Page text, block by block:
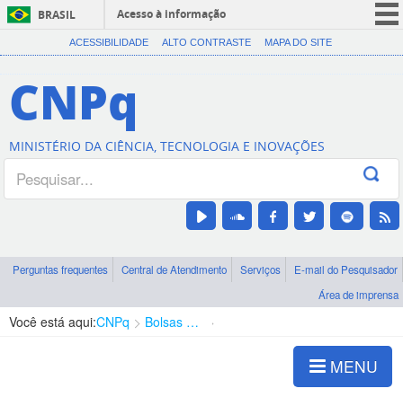
BRASIL
Acesso à informação
CORONAVÍRUS (COVID-19)
Canais
ACESSIBILIDADE ALTO CONTRASTE MAPA DO SITE
CNPq
MINISTÉRIO DA CIÊNCIA, TECNOLOGIA E INOVAÇÕES
Perguntas frequentes Central de Atendimento Serviços
E-mail do Pesquisador
Área de imprensa
Você está aqui:CNPq Bolsas e Auxílios Vigentes
MENU